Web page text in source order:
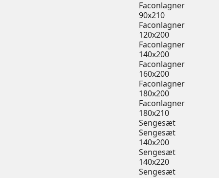
Faconlagner
90x210
Faconlagner
120x200
Faconlagner
140x200
Faconlagner
160x200
Faconlagner
180x200
Faconlagner
180x210
Sengesæt
Sengesæt
140x200
Sengesæt
140x220
Sengesæt